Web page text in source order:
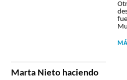
fue
Marta Nieto haciendo